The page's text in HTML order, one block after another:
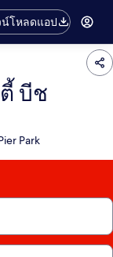
โหลดแอป
บีช
Park